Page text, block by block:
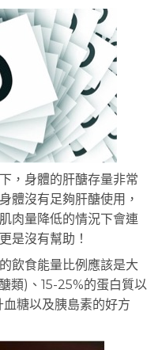
，身體的肝醣存量非常
體沒有足夠肝醣使用，
肉量降低的情況下會連
是沒有幫助！
飲食能量比例應該是大
類)、15-25%的蛋白質以
糖以及胰島素的好方